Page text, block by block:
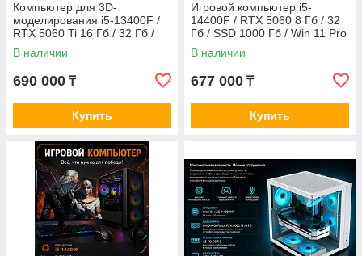
Компьютер для 3D-
моделирования i5-13400F /
RTX 5060 Ti 16 Гб / 32 Гб /
1000 Гб SSD 1000 Гб / Win 11
Pro
В наличии
690 000 ₸
Купить
Игровой компьютер i5-
14400F / RTX 5060 8 Гб / 32
Гб / SSD 1000 Гб / Win 11 Pro
В наличии
677 000 ₸
Купить